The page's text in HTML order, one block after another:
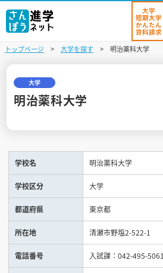
進学イベント
入試・受験入門
お役立ち情報
大学
短期大学
かんたん
資料請求
トップページ 大学を探す 明治薬科大学
大学
明治薬科大学
学校名 明治薬科大学
学校区分 大学
都道府県 東京都
所在地 清瀬市野塩2-522-1
電話番号 入試課：042-495-5061